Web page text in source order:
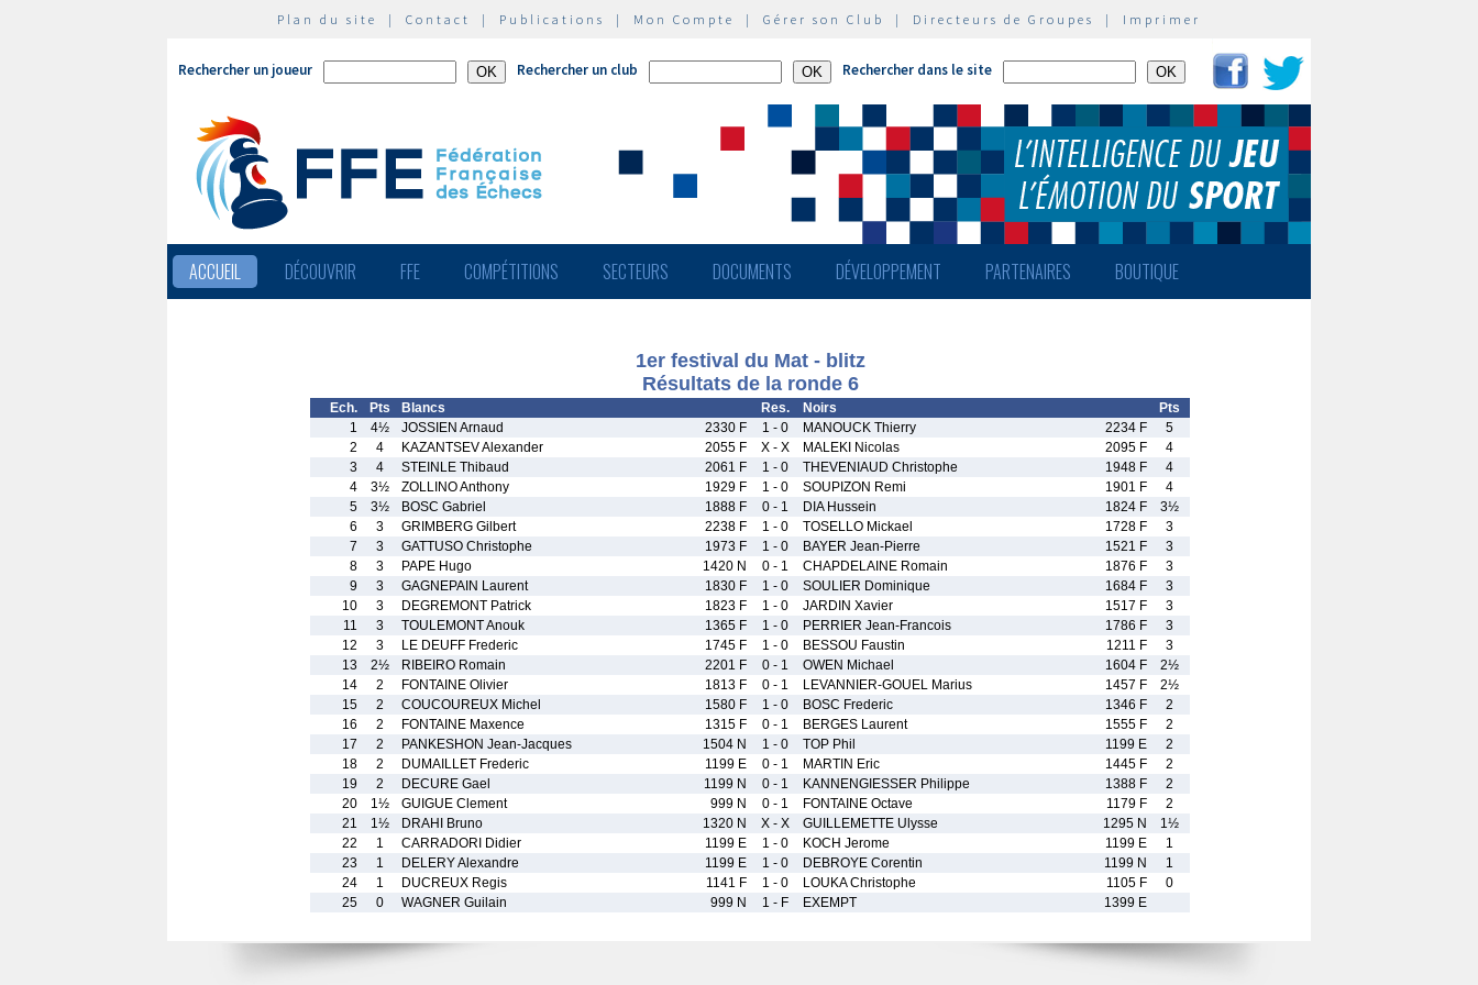
Plan du site | Contact | Publications | Mon Compte | Gérer son Club | Directeurs de Groupes | Imprimer
Rechercher un joueur Rechercher un club Rechercher dans le site
ACCUEIL DÉCOUVRIR FFE COMPÉTITIONS SECTEURS DOCUMENTS DÉVELOPPEMENT PARTENAIRES BOUTIQUE
1er festival du Mat - blitz
Résultats de la ronde 6
Ech. Pts Blancs Res. Noirs
Pts
1
4½ JOSSIEN Arnaud 2330 F 1 - 0 MANOUCK Thierry 2234 F
5
2
4 KAZANTSEV Alexander 2055 F X - X MALEKI Nicolas 2095 F
4
3
4 STEINLE Thibaud 2061 F 1 - 0 THEVENIAUD Christophe 1948 F
4
4
3½ ZOLLINO Anthony 1929 F 1 - 0 SOUPIZON Remi 1901 F
4
5
3½ BOSC Gabriel 1888 F 0 - 1 DIA Hussein 1824 F
3½
6
3 GRIMBERG Gilbert 2238 F 1 - 0 TOSELLO Mickael 1728 F
3
7
3 GATTUSO Christophe 1973 F 1 - 0 BAYER Jean-Pierre 1521 F
3
8
3 PAPE Hugo 1420 N 0 - 1 CHAPDELAINE Romain 1876 F
3
9
3 GAGNEPAIN Laurent 1830 F 1 - 0 SOULIER Dominique 1684 F
3
10
3 DEGREMONT Patrick 1823 F 1 - 0 JARDIN Xavier 1517 F
3
11
3 TOULEMONT Anouk 1365 F 1 - 0 PERRIER Jean-Francois 1786 F
3
12
3 LE DEUFF Frederic 1745 F 1 - 0 BESSOU Faustin 1211 F
3
13
2½ RIBEIRO Romain 2201 F 0 - 1 OWEN Michael 1604 F
2½
14
2 FONTAINE Olivier 1813 F 0 - 1 LEVANNIER-GOUEL Marius 1457 F
2½
15
2 COUCOUREUX Michel 1580 F 1 - 0 BOSC Frederic 1346 F
2
16
2 FONTAINE Maxence 1315 F 0 - 1 BERGES Laurent 1555 F
2
17
2 PANKESHON Jean-Jacques 1504 N 1 - 0 TOP Phil 1199 E
2
18
2 DUMAILLET Frederic 1199 E 0 - 1 MARTIN Eric 1445 F
2
19
2 DECURE Gael 1199 N 0 - 1 KANNENGIESSER Philippe 1388 F
2
20
1½ GUIGUE Clement 999 N 0 - 1 FONTAINE Octave 1179 F
2
21
1½ DRAHI Bruno 1320 N X - X GUILLEMETTE Ulysse 1295 N
1½
22
1 CARRADORI Didier 1199 E 1 - 0 KOCH Jerome 1199 E
1
23
1 DELERY Alexandre 1199 E 1 - 0 DEBROYE Corentin 1199 N
1
24
1 DUCREUX Regis 1141 F 1 - 0 LOUKA Christophe 1105 F
0
25
0 WAGNER Guilain 999 N 1 - F EXEMPT 1399 E